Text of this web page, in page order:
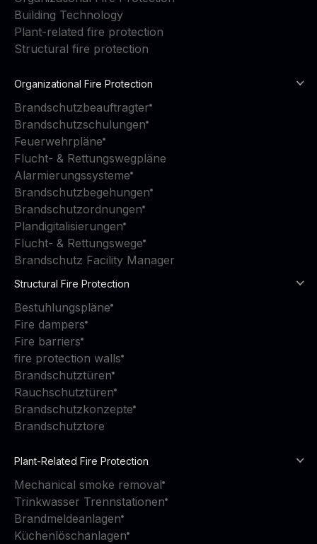
Building Technology
Plant-related fire protection
Structural fire protection
Organizational Fire Protection
Brandschutzbeauftragter
Brandschutzschulungen
Feuerwehrpläne
Flucht- & Rettungswegpläne
Alarmierungssysteme
Brandschutzbegehungen
Brandschutzordnungen
Plandigitalisierungen
Flucht- & Rettungswege
Brandschutz Facility Manager
Structural Fire Protection
Bestuhlungspläne
Fire dampers
Fire barriers
fire protection walls
Brandschutztüren
Rauchschutztüren
Brandschutzkonzepte
Brandschutztore
Plant-Related Fire Protection
Mechanical smoke removal
Trinkwasser Trennstationen
Brandmeldeanlagen
Küchenlöschanlagen